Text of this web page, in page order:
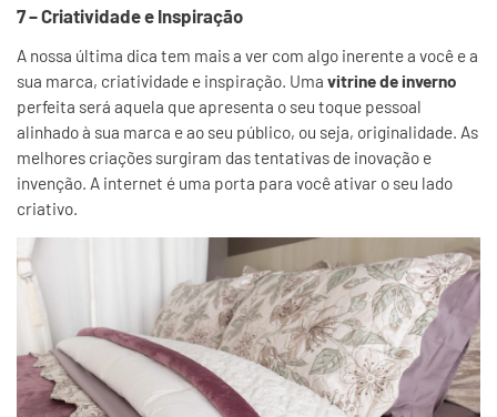
7 – Criatividade e Inspiração
A nossa última dica tem mais a ver com algo inerente a você e a
sua marca, criatividade e inspiração. Uma vitrine de inverno
perfeita será aquela que apresenta o seu toque pessoal
alinhado à sua marca e ao seu público, ou seja, originalidade. As
melhores criações surgiram das tentativas de inovação e
invenção. A internet é uma porta para você ativar o seu lado
criativo.